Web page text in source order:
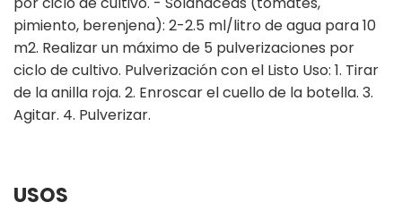
pimiento, berenjena): 2-2.5 ml/litro de agua para 10
m2. Realizar un máximo de 5 pulverizaciones por
ciclo de cultivo. Pulverización con el Listo Uso: 1. Tirar
de la anilla roja. 2. Enroscar el cuello de la botella. 3.
Agitar. 4. Pulverizar.
USOS